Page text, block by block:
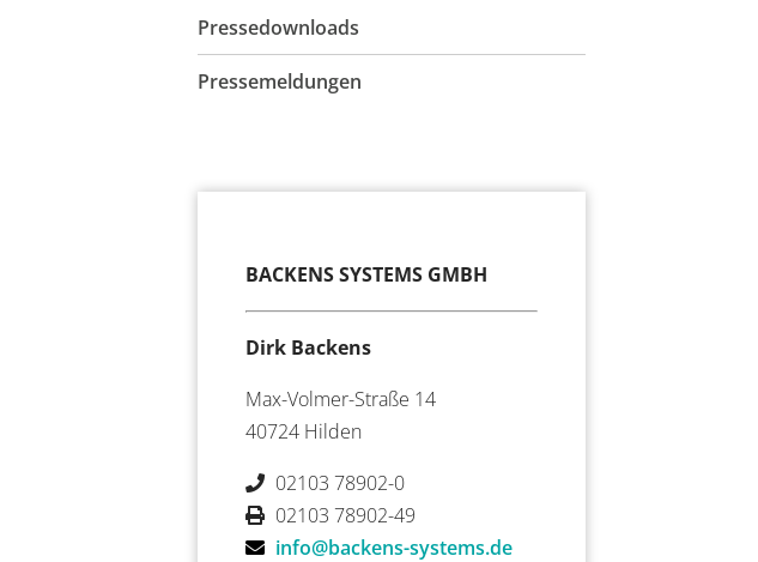
Pressedownloads
Pressemeldungen
BACKENS SYSTEMS GMBH
Dirk Backens
Max-Volmer-Straße 14
40724 Hilden
02103 78902-0
02103 78902-49
info@backens-systems.de